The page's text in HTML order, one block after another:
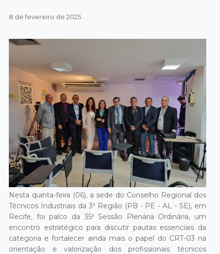
8 de fevereiro de 2025
Nesta quinta-feira (06), a sede do Conselho Regional dos
Técnicos Industriais da 3ª Região (PB - PE - AL - SE), em
Recife, foi palco da 35ª Sessão Plenária Ordinária, um
encontro estratégico para discutir pautas essenciais da
categoria e fortalecer ainda mais o papel do CRT-03 na
orientação e valorização dos profissionais técnicos